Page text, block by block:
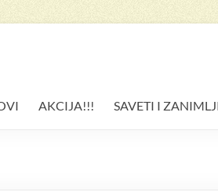
AKCIJA!!! SAVETI I